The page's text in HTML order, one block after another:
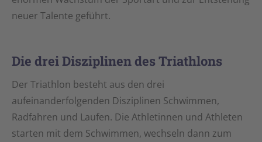
neuer Talente geführt.
Die drei Disziplinen des Triathlons
Der Triathlon besteht aus den drei
aufeinanderfolgenden Disziplinen Schwimmen,
Radfahren und Laufen. Die Athletinnen und Athleten
starten mit dem Schwimmen, wechseln dann zum